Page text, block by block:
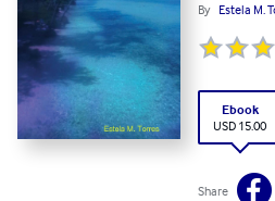
By Estela M.
Ebook
USD 15.00
Share